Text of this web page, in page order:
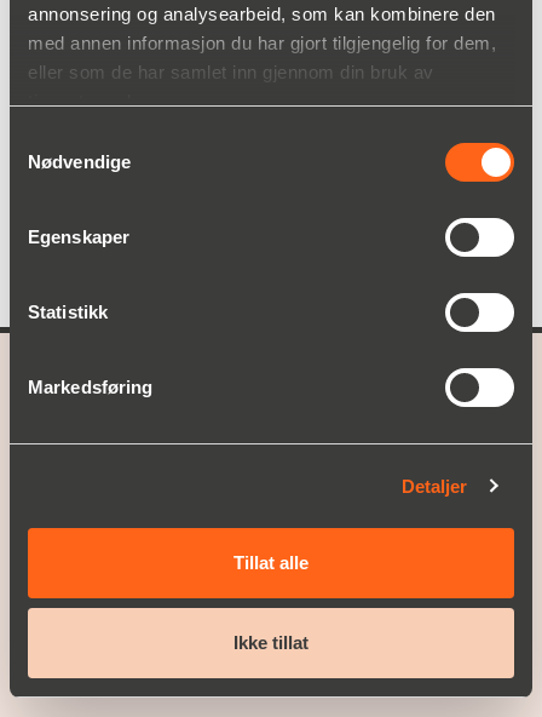
annonsering og analysearbeid, som kan kombinere den
med annen informasjon du har gjort tilgjengelig for dem,
eller som de har samlet inn gjennom din bruk av
tjenestene deres.
Nødvendige
Egenskaper
Statistikk
Markedsføring
Detaljer
Tillat alle
Ikke tillat
Drikkevann
Mat
Kjøling
Service
Historie